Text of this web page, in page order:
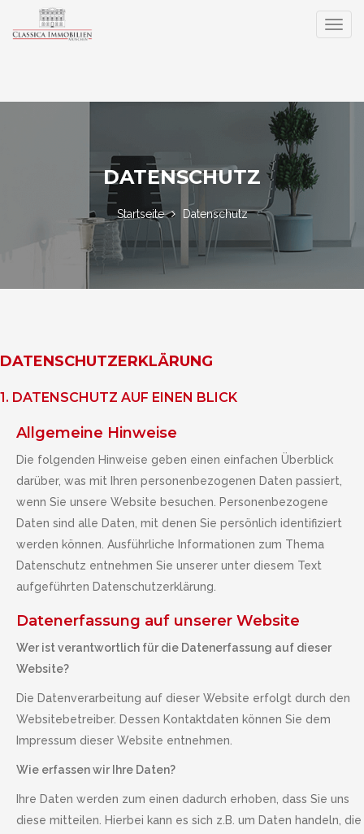
DATENSCHUTZ
Startseite Datenschutz
DATENSCHUTZERKLÄRUNG
1. DATENSCHUTZ AUF EINEN BLICK
Allgemeine Hinweise
Die folgenden Hinweise geben einen einfachen Überblick
darüber, was mit Ihren personenbezogenen Daten passiert,
wenn Sie unsere Website besuchen. Personenbezogene
Daten sind alle Daten, mit denen Sie persönlich identifiziert
werden können. Ausführliche Informationen zum Thema
Datenschutz entnehmen Sie unserer unter diesem Text
aufgeführten Datenschutzerklärung.
Datenerfassung auf unserer Website
Wer ist verantwortlich für die Datenerfassung auf dieser
Website?
Die Datenverarbeitung auf dieser Website erfolgt durch den
Websitebetreiber. Dessen Kontaktdaten können Sie dem
Impressum dieser Website entnehmen.
Wie erfassen wir Ihre Daten?
Ihre Daten werden zum einen dadurch erhoben, dass Sie uns
diese mitteilen. Hierbei kann es sich z.B. um Daten handeln, die